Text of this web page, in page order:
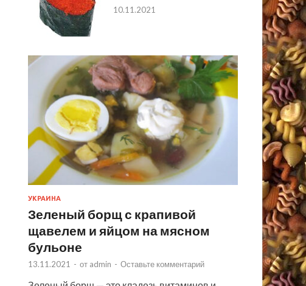
10.11.2021
УКРАИНА
Зеленый борщ с крапивой
щавелем и яйцом на мясном
бульоне
13.11.2021 - от admin - Оставьте комментарий